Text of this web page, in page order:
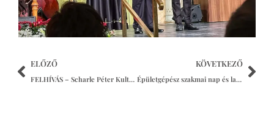
ELŐZŐ
FELHÍVÁS – Scharle Péter Kultúrmérnöki Díj
KÖVETKEZŐ
Épületgépész szakmai nap és laborlátogatás a Schako Kft. telephelyén